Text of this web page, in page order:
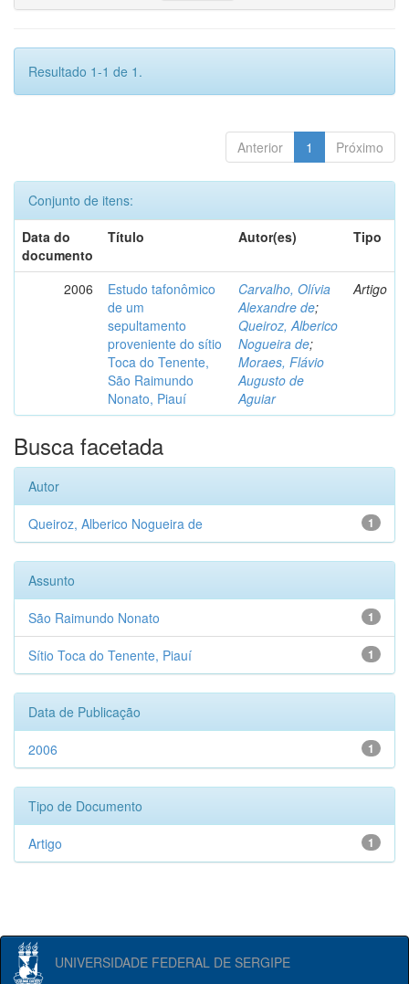
Resultado 1-1 de 1.
Anterior 1 Próximo
Conjunto de itens:
Data do
documento
Título Autor(es) Tipo
2006
Estudo tafonômico
de um
sepultamento
proveniente do sítio
Toca do Tenente,
São Raimundo
Nonato, Piauí
Carvalho, Olívia
Alexandre de;
Queiroz, Alberico
Nogueira de;
Moraes, Flávio
Augusto de
Aguiar
Artigo
Busca facetada
Autor
1
Queiroz, Alberico Nogueira de
Assunto
1
São Raimundo Nonato
1
Sítio Toca do Tenente, Piauí
Data de Publicação
1
2006
Tipo de Documento
1
Artigo
UNIVERSIDADE FEDERAL DE SERGIPE